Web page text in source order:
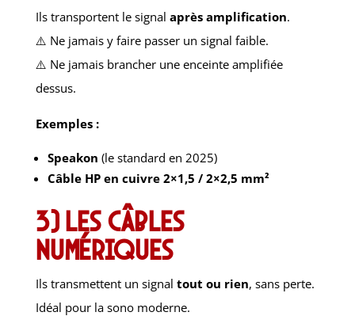
Ils transportent le signal après amplification.
⚠️ Ne jamais y faire passer un signal faible.
⚠️ Ne jamais brancher une enceinte amplifiée
dessus.
Exemples :
Speakon (le standard en 2025)
Câble HP en cuivre 2×1,5 / 2×2,5 mm²
3) Les câbles
numériques
Ils transmettent un signal tout ou rien, sans perte.
Idéal pour la sono moderne.